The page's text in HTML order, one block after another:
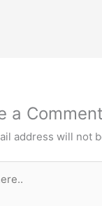
a Comment
address will not